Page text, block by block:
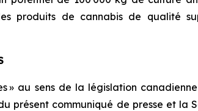
produits de cannabis de qualité
» au sens de la législation
communiqué de presse et la